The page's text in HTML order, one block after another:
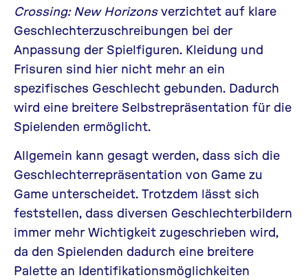
Crossing: New Horizonsverzichtet auf klare
Geschlechterzuschreibungen bei der
Anpassung der Spielfiguren. Kleidung und
Frisuren sind hier nicht mehr an ein
spezifisches Geschlecht gebunden. Dadurch
wird eine breitere Selbstrepräsentation für die
Spielenden ermöglicht.
Allgemein kann gesagt werden, dass sich die
Geschlechterrepräsentation von Game zu
Game unterscheidet. Trotzdem lässt sich
feststellen, dass diversen Geschlechterbildern
immer mehr Wichtigkeit zugeschrieben wird,
da den Spielenden dadurch eine breitere
Palette an Identifikationsmöglichkeiten